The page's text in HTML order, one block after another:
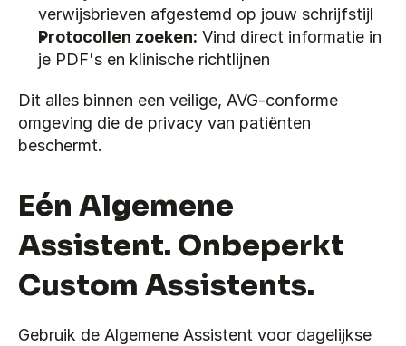
verwijsbrieven afgestemd op jouw schrijfstijl
Protocollen zoeken: Vind direct informatie in
je PDF's en klinische richtlijnen
Dit alles binnen een veilige, AVG-conforme
omgeving die de privacy van patiënten
beschermt.
Eén Algemene
Assistent. Onbeperkt
Custom Assistents.
Gebruik de Algemene Assistent voor dagelijkse